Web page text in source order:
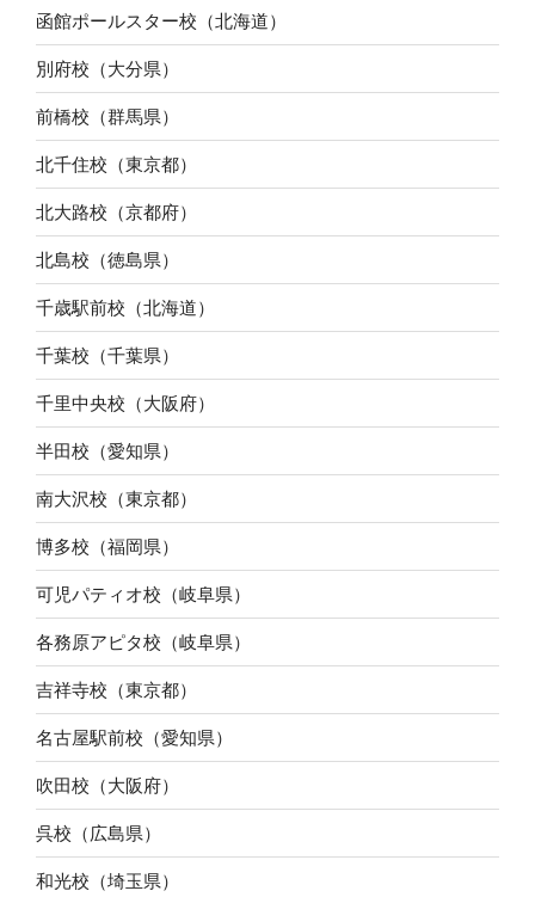
函館ポールスター校（北海道）
別府校（大分県）
前橋校（群馬県）
北千住校（東京都）
北大路校（京都府）
北島校（徳島県）
千歳駅前校（北海道）
千葉校（千葉県）
千里中央校（大阪府）
半田校（愛知県）
南大沢校（東京都）
博多校（福岡県）
可児パティオ校（岐阜県）
各務原アピタ校（岐阜県）
吉祥寺校（東京都）
名古屋駅前校（愛知県）
吹田校（大阪府）
呉校（広島県）
和光校（埼玉県）